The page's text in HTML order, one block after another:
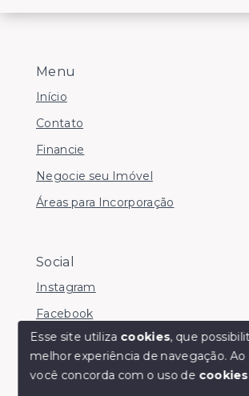
Olá! somos da Linkmob, como
Menu
Início
Contato
Financie
Negocie seu Imóvel
Áreas para Incorporação
Social
Instagram
Facebook
© Copyright 2026 - Youinvest - Todos
Esse site utiliza cookies, que
melhor experiência de navegação.Ao
você concorda com o uso de cookies